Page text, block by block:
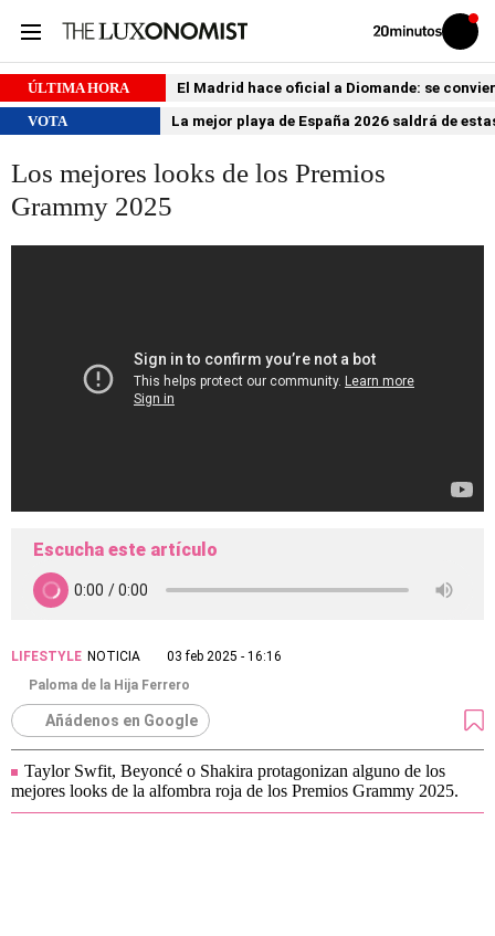
Volver
Iniciar
sesión
ÚLTIMA HORA
El Madrid hace oficial a Diomande: se
VOTA
La mejor playa de España 2026 saldrá de
Los mejores looks de los Premios
Grammy 2025
Escucha este artículo
LIFESTYLE NOTICIA
03 feb 2025 - 16:16
Paloma de la Hija Ferrero
Añádenos en Google
Taylor Swfit, Beyoncé o Shakira protagonizan alguno de los
mejores looks de la alfombra roja de los Premios Grammy 2025.